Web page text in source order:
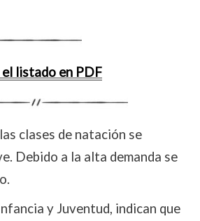
listado en PDF
clases de natación se
Debido a la alta demanda se
y Juventud, indican que